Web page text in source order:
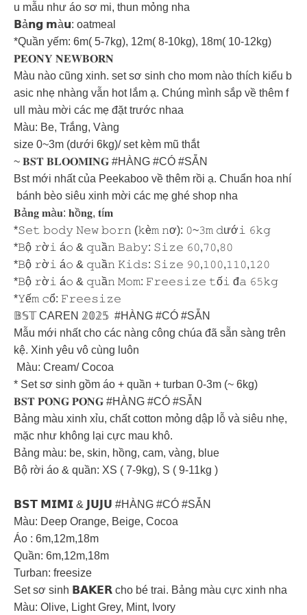
u mẫu như áo sơ mi, thun mỏng nha
𝗕ả𝗻𝗴 𝗺à𝘂: oatmeal
*Quần yếm: 6m( 5-7kg), 12m( 8-10kg), 18m( 10-12kg)
𝐏𝐄𝐎𝐍𝐘 𝐍𝐄𝐖𝐁𝐎𝐑𝐍
Màu nào cũng xinh. set sơ sinh cho mom nào thích kiểu b
asic nhẹ nhàng vẫn hot lắm ạ. Chúng mình sắp về thêm f
ull màu mời các mẹ đặt trước nhaa
Màu: Be, Trắng, Vàng
size 0~3m (dưới 6kg)/ set kèm mũ thắt
~ 𝐁𝐒𝐓 𝐁𝐋𝐎𝐎𝐌𝐈𝐍𝐆 #HÀNG #CÓ #SẴN
Bst mới nhất của Peekaboo về thêm rồi ạ. Chuẩn hoa nhí
bánh bèo siêu xinh mời các mẹ ghé shop nha
𝐁ả𝐧𝐠 𝐦à𝐮: 𝐡ồ𝐧𝐠, 𝐭í𝐦
*𝚂𝚎𝚝 𝚋𝚘𝚍𝚢 𝙽𝚎𝚠 𝚋𝚘𝚛𝚗 (𝚔è𝚖 𝚗ơ): 𝟶~𝟹𝚖 𝚍ướ𝚒 𝟼𝚔𝚐
*𝙱ộ 𝚛ờ𝚒 á𝚘 & 𝚚𝚞ầ𝚗 𝙱𝚊𝚋𝚢: 𝚂𝚒𝚣𝚎 𝟼𝟶,𝟽𝟶,𝟾𝟶
*𝙱ộ 𝚛ờ𝚒 á𝚘 & 𝚚𝚞ầ𝚗 𝙺𝚒𝚍𝚜: 𝚂𝚒𝚣𝚎 𝟿𝟶,𝟷𝟶𝟶,𝟷𝟷𝟶,𝟷𝟸𝟶
*𝙱ộ 𝚛ờ𝚒 á𝚘 & 𝚚𝚞ầ𝚗 𝙼𝚘𝚖: 𝙵𝚛𝚎𝚎𝚜𝚒𝚣𝚎 𝚝ố𝚒 đ𝚊 𝟼𝟻𝚔𝚐
*𝚈ế𝚖 𝚌ổ: 𝙵𝚛𝚎𝚎𝚜𝚒𝚣𝚎
𝔹𝕊𝕋 CAREN 𝟚𝟘𝟚𝟝 #HÀNG #CÓ #SẴN
Mẫu mới nhất cho các nàng công chúa đã sẵn sàng trên
kệ. Xinh yêu vô cùng luôn
Màu: Cream/ Cocoa
* Set sơ sinh gồm áo + quần + turban 0-3m (~ 6kg)
𝐁𝐒𝐓 𝐏𝐎𝐍𝐆 𝐏𝐎𝐍𝐆 #HÀNG #CÓ #SẴN
Bảng màu xinh xỉu, chất cotton mỏng dập lỗ và siêu nhẹ,
mặc như không lại cực mau khô.
Bảng màu: be, skin, hồng, cam, vàng, blue
Bộ rời áo & quần: XS ( 7-9kg), S ( 9-11kg )
𝗕𝗦𝗧 𝗠𝗜𝗠𝗜 & 𝗝𝗨𝗝𝗨 #HÀNG #CÓ #SẴN
Màu: Deep Orange, Beige, Cocoa
Áo : 6m,12m,18m
Quần: 6m,12m,18m
Turban: freesize
Set sơ sinh 𝗕𝗔𝗞𝗘𝗥 cho bé trai. Bảng màu cực xinh nha
Màu: Olive, Light Grey, Mint, Ivory